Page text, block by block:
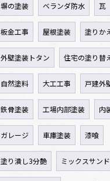
塀の塗装 ベランダ防水 瓦
板金工事 屋根塗装 塗りか
外壁塗装トタン 住宅の塗り替
自然塗料 大工工事 戸建外
鉄骨塗装 工場内部塗装 内
ガレージ 車庫塗装 漆喰
塗り潰し3分艶 ミックスサン